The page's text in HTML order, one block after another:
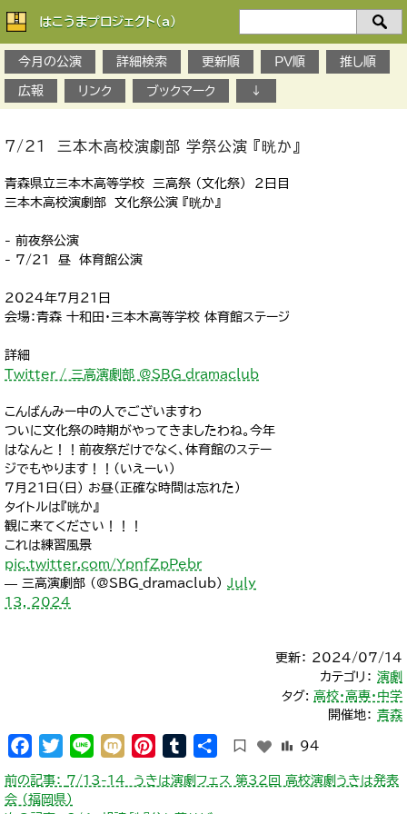
はこうまプロジェクト(a)
今月の公演
詳細検索 更新順 PV順 推し順
広報 リンク ブックマーク ↓
7/21 三本木高校演劇部 学祭公演 『晄か』
青森県立三本木高等学校 三高祭 （文化祭） 2日目
三本木高校演劇部 文化祭公演 『晄か』
- 前夜祭公演
- 7/21 昼 体育館公演
2024年7月21日
会場：青森 十和田・三本木高等学校 体育館ステージ
詳細
Twitter / 三高演劇部 @SBG_dramaclub
こんばんみー中の人でございますわ
ついに文化祭の時期がやってきましたわね。今年
はなんと！！前夜祭だけでなく、体育館のステー
ジでもやります！！(いえーい)
7月21日(日) お昼(正確な時間は忘れた)
タイトルは『晄か』
観に来てください！！！
これは練習風景
pic.twitter.com/YpnfZpPebr
— 三高演劇部 (@SBG_dramaclub) July
13, 2024
更新： 2024/07/14
カテゴリ： 演劇
タグ: 高校・高専・中学
開催地： 青森
Facebook
Twitter
Line Mixi Pinterest
Tumblr 94
投
稿
前の記事： 7/13-14 うきは演劇フェス 第32回 高校演劇うきは発表
会 （福岡県）